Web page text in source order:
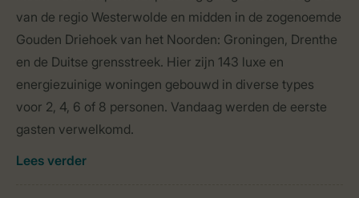
van de regio Westerwolde en midden in de zogenoemde
Gouden Driehoek van het Noorden: Groningen, Drenthe
en de Duitse grensstreek. Hier zijn 143 luxe en
energiezuinige woningen gebouwd in diverse types
voor 2, 4, 6 of 8 personen. Vandaag werden de eerste
gasten verwelkomd.
Lees verder